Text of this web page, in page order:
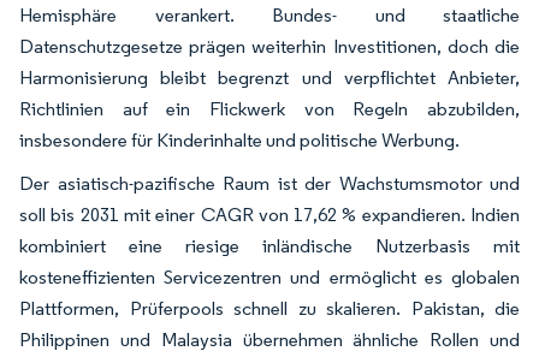
Hemisphäre verankert. Bundes- und staatliche
Datenschutzgesetze prägen weiterhin Investitionen, doch die
Harmonisierung bleibt begrenzt und verpflichtet Anbieter,
Richtlinien auf ein Flickwerk von Regeln abzubilden,
insbesondere für Kinderinhalte und politische Werbung.
Der asiatisch-pazifische Raum ist der Wachstumsmotor und
soll bis 2031 mit einer CAGR von 17,62 % expandieren. Indien
kombiniert eine riesige inländische Nutzerbasis mit
kosteneffizienten Servicezentren und ermöglicht es globalen
Plattformen, Prüferpools schnell zu skalieren. Pakistan, die
Philippinen und Malaysia übernehmen ähnliche Rollen und